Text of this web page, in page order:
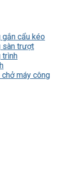
gắn cẩu kéo
sàn trượt
trình
máy công